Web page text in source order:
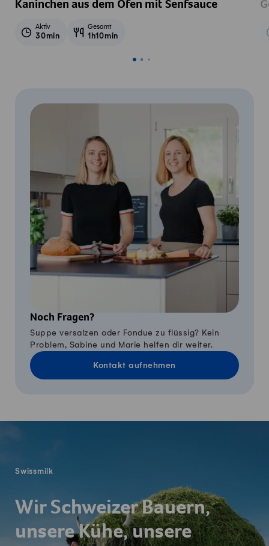
Kaninchen aus dem Ofen mit Senfsauce
Aktiv
30min
Gesamt
1h10min
Noch Fragen?
Suppe versalzen oder Fondue zu flüssig? Kein
Problem, Sabine und Marie helfen dir weiter.
Kontakt aufnehmen
Swissmilk
Wir Schweizer Bauern,
unsere Kühe, unsere